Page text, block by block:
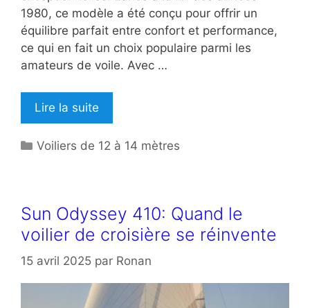
1980, ce modèle a été conçu pour offrir un
équilibre parfait entre confort et performance,
ce qui en fait un choix populaire parmi les
amateurs de voile. Avec …
Lire la suite
Catégories
Voiliers de 12 à 14 mètres
Sun Odyssey 410: Quand le
voilier de croisière se réinvente
15 avril 2025 par Ronan